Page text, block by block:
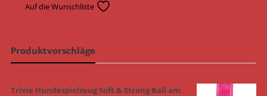
Auf die Wunschliste
Produktvorschläge
Trixie Hundespielzeug Soft & Strong Ball am